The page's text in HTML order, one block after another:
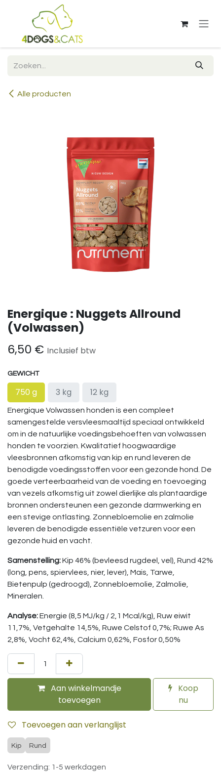
Overslaan naar inhoud
Alle producten
Energique : Nuggets Allround
(Volwassen)
6,50 € Inclusief btw
GEWICHT
750 g 3 kg 12 kg
Energique Volwassen honden is een compleet
samengestelde versvleesmaaltijd speciaal ontwikkeld
om in de natuurlijke voedingsbehoeften van volwassen
honden te voorzien. Kwalitatief hoogwaardige
vleesbronnen afkomstig van kip en rund leveren de
benodigde voedingsstoffen voor een gezonde hond. De
goede verteerbaarheid van de voeding en toevoeging
van vezels afkomstig uit zowel dierlijke als plantaardige
bronnen ondersteunen een gezonde darmwerking en
een stevige ontlasting. Zonnebloemolie en zalmolie
leveren de benodigde essentiële vetzuren voor een
gezonde huid en vacht.
Samenstelling:Kip 46% (bevleesd rugdeel, vel), Rund 42%
(long, pens, spiervlees, nier, lever), Mais, Tarwe,
Bietenpulp (gedroogd), Zonnebloemolie, Zalmolie,
Mineralen.
Analyse:Energie (8,5 MJ/kg / 2,1 Mcal/kg), Ruw eiwit
11,7%, Vetgehalte 14,5%, Ruwe Celstof 0,7%; Ruwe As
2,8%, Vocht 62,4%, Calcium 0,62%, Fosfor 0,50%
Aan winkelmandje
toevoegen
Koop
nu
Toevoegen aan verlanglijst
Kip Rund
Verzending: 1-5 werkdagen